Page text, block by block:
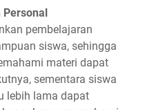
Personal
pembelajaran
siswa, sehingga
materi dapat
sementara siswa
lebih lama dapat